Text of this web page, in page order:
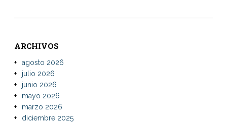
ARCHIVOS
agosto 2026
julio 2026
junio 2026
mayo 2026
marzo 2026
diciembre 2025